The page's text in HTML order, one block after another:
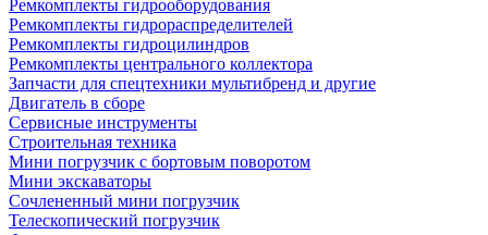
Ремкомплекты гидрооборудования
Ремкомплекты гидрораспределителей
Ремкомплекты гидроцилиндров
Ремкомплекты центрального коллектора
Запчасти для спецтехники мультибренд и другие
Двигатель в сборе
Сервисные инструменты
Строительная техника
Мини погрузчик с бортовым поворотом
Мини экскаваторы
Сочлененный мини погрузчик
Телескопический погрузчик